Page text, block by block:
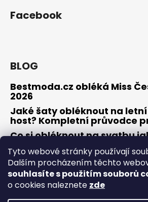
Tyto webové stránky používají
Dalším procházením těchto
souhlasíte s použitím souborů
o cookies naleznete zde
Facebook
BLOG
Bestmoda.cz obléká Miss
2026
Jaké šaty obléknout na
host? Kompletní průvodce
Co si obléknout na svatbu
Osobní konzultace / zkouška šatů
Odstoupení od smlouvy /